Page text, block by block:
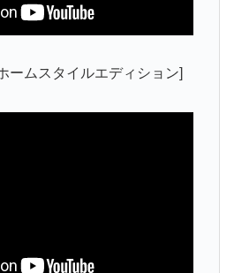
ムスタイルエディション]